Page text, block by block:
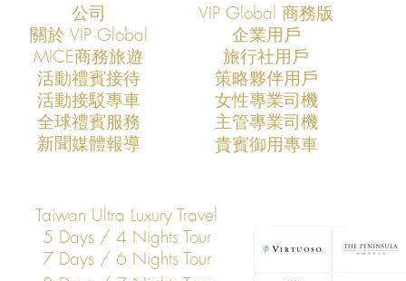
定義未來：VIP Global 如何成為
亞洲私人航空的核心力量
全球私人航
規則制定者
公司
VIP Global 商務版
關於 VIP Global
企業用戶
​MICE商務旅遊
旅行社用戶
​活動禮賓接待
策略夥伴用戶
活動接駁專車
​全球禮賓服務
​新聞媒體報導
​女性專業司機
​主管專業司機
​貴賓御用專車
Taiwan Ultra Luxury Travel
5 Days / 4 Nights Tour
7 Days / 6 Nights Tour